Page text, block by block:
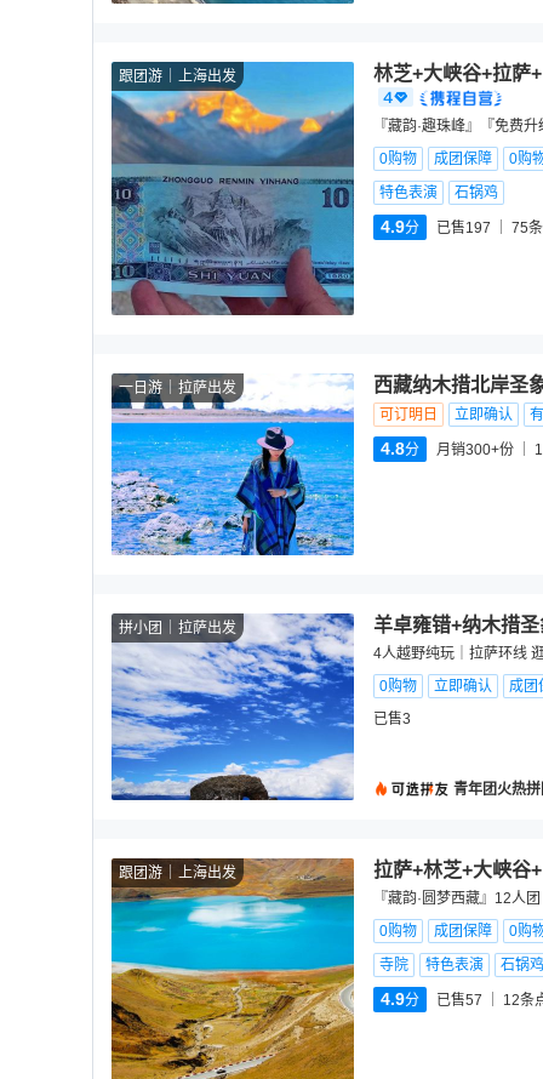
跟团游 上海出发 林芝+大峡谷+拉萨
『藏韵·趣珠峰』『免费
0购物
成团保障
0购
特色表演
石锅鸡
4.9分 已售197 75
一日游 拉萨出发 西藏纳木措北岸圣
可订明日 立即确认
4.8分 月销300+份
拼小团 拉萨出发 羊卓雍错+纳木措
4人越野纯玩｜拉萨环线
0购物
立即确认
成团
已售3
青年团火热
跟团游 上海出发 拉萨+林芝+大峡谷
『藏韵·圆梦西藏』12人
0购物
成团保障
0购
寺院
特色表演 石锅鸡
4.9分 已售57 12条